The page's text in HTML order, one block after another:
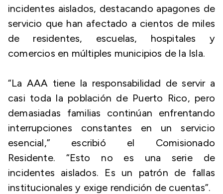
incidentes aislados, destacando apagones de
servicio que han afectado a cientos de miles
de residentes, escuelas, hospitales y
comercios en múltiples municipios de la Isla.
“La AAA tiene la responsabilidad de servir a
casi toda la población de Puerto Rico, pero
demasiadas familias continúan enfrentando
interrupciones constantes en un servicio
esencial,” escribió el Comisionado
Residente. “Esto no es una serie de
incidentes aislados. Es un patrón de fallas
institucionales y exige rendición de cuentas”.